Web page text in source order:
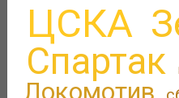
ЦСКА
Спартак